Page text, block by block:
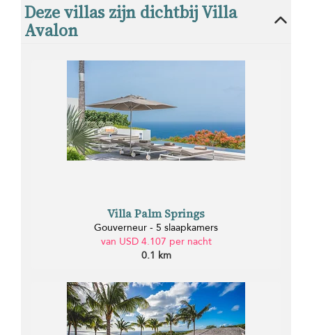
Deze villas zijn dichtbij Villa
Avalon
Villa Palm Springs
Gouverneur - 5 slaapkamers
van USD 4.107 per nacht
0.1 km